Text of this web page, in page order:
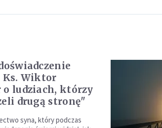
Ks. Wiktor
o ludziach, którzy
drugą stronę"
syna, który podczas